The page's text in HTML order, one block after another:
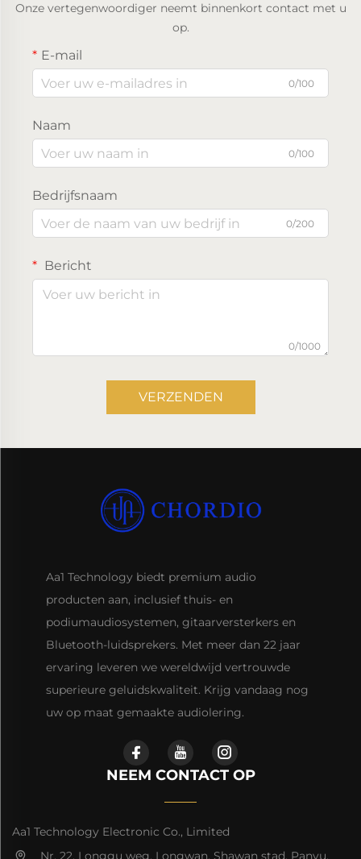
Onze vertegenwoordiger neemt binnenkort contact met u
op.
E-mail
0/100
Naam
0/100
Bedrijfsnaam
0/200
Bericht
0/1000
VERZENDEN
Aa1 Technology biedt premium audio
producten aan, inclusief thuis- en
podiumaudiosystemen, gitaarversterkers en
Bluetooth-luidsprekers. Met meer dan 22 jaar
ervaring leveren we wereldwijd vertrouwde
superieure geluidskwaliteit. Krijg vandaag nog
uw op maat gemaakte audiolering.
NEEM CONTACT OP
Aa1 Technology Electronic Co., Limited
Nr. 22, Longgu weg, Longwan, Shawan stad, Panyu,